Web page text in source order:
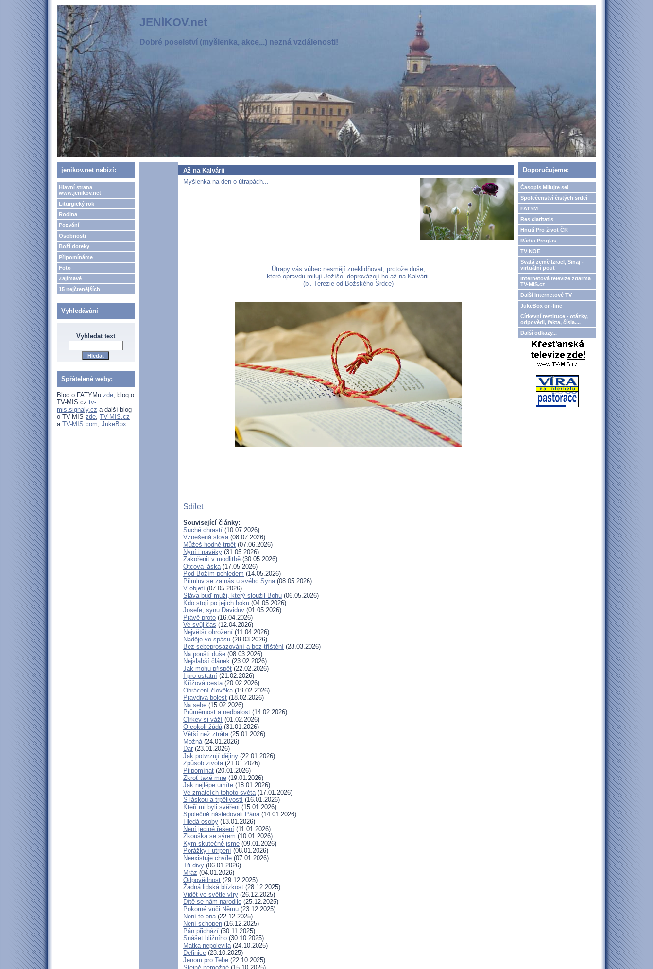
JENÍKOV.net
Dobré poselství (myšlenka, akce...) nezná vzdálenosti!
jenikov.net nabízí:
Hlavní strana
www.jenikov.net
Liturgický rok
Rodina
Pozvání
Osobnosti
Boží doteky
Připomínáme
Foto
Zajímavé
15 nejčtenějších
Vyhledávání
Vyhledat text
Spřátelené weby:
Blog o FATYMu zde, blog o
TV-MIS.cz tv-
mis.signaly.cz a další blog
o TV-MIS zde, TV-MIS.cz
a TV-MIS.com, JukeBox.
Až na Kalvárii
Myšlenka na den o útrapách...
Útrapy vás vůbec nesmějí zneklidňovat, protože duše,
které opravdu milují Ježíše, doprovázejí ho až na Kalvárii.
(bl. Terezie od Božského Srdce)
Sdílet
Související články:
Suché chrastí (10.07.2026)
Vznešená slova(08.07.2026)
Můžeš hodně trpět (07.06.2026)
Nyní i navěky (31.05.2026)
Zakořenit v modlitbě (30.05.2026)
Otcova láska(17.05.2026)
Pod Božím pohledem (14.05.2026)
Přimluv se za nás u svého Syna(08.05.2026)
V objetí (07.05.2026)
Sláva buď muži, který sloužil Bohu (06.05.2026)
Kdo stojí po jejich boku (04.05.2026)
Josefe, synu Davidův (01.05.2026)
Právě proto (16.04.2026)
Ve svůj čas (12.04.2026)
Největší ohrožení (11.04.2026)
Naděje ve spásu (29.03.2026)
Bez sebeprosazování a bez tříštění (28.03.2026)
Na poušti duše (08.03.2026)
Nejslabší článek (23.02.2026)
Jak mohu přispět (22.02.2026)
I pro ostatní (21.02.2026)
Křížová cesta(20.02.2026)
Obrácení člověka(19.02.2026)
Pravdivá bolest (18.02.2026)
Na sebe (15.02.2026)
Průměrnost a nedbalost (14.02.2026)
Církev si váží (01.02.2026)
O cokoli žádá(31.01.2026)
Větší než ztráta(25.01.2026)
Možná(24.01.2026)
Dar (23.01.2026)
Jak potvrzují dějiny (22.01.2026)
Způsob života(21.01.2026)
Připomínat (20.01.2026)
Zkroť také mne (19.01.2026)
Jak nejlépe umíte (18.01.2026)
Ve zmatcích tohoto světa(17.01.2026)
S láskou a trpělivostí (16.01.2026)
Kteří mi byli svěřeni (15.01.2026)
Společně následovali Pána(14.01.2026)
Hledá osoby (13.01.2026)
Není jediné řešení (11.01.2026)
Zkouška se sýrem (10.01.2026)
Kým skutečně jsme (09.01.2026)
Porážky i utrpení (08.01.2026)
Neexistuje chvíle (07.01.2026)
Tři divy (06.01.2026)
Mráz (04.01.2026)
Odpovědnost (29.12.2025)
Žádná lidská blízkost (28.12.2025)
Vidět ve světle víry (26.12.2025)
Dítě se nám narodilo (25.12.2025)
Pokorné vůči Němu (23.12.2025)
Není to ona(22.12.2025)
Není schopen (16.12.2025)
Pán přichází (30.11.2025)
Snášet bližního (30.10.2025)
Matka nepolevila(24.10.2025)
Definice (23.10.2025)
Jenom pro Tebe (22.10.2025)
Stejně nemožné (15.10.2025)
Doporučujeme:
Časopis Milujte se!
Společenství čistých srdcí
FATYM
Res claritatis
Hnutí Pro život ČR
Rádio Proglas
TV NOE
Svatá země Izrael, Sinaj -
virtuální pouť
Internetová televize zdarma
TV-MIS.cz
Další internetové TV
JukeBox on-line
Církevní restituce - otázky,
odpovědi, fakta, čísla....
Další odkazy...